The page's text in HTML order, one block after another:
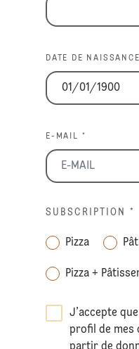
DATE DE NAISSANCE
E-MAIL *
SUBSCRIPTION *
Pizza
Pizza +
J’accepte
profil de mes